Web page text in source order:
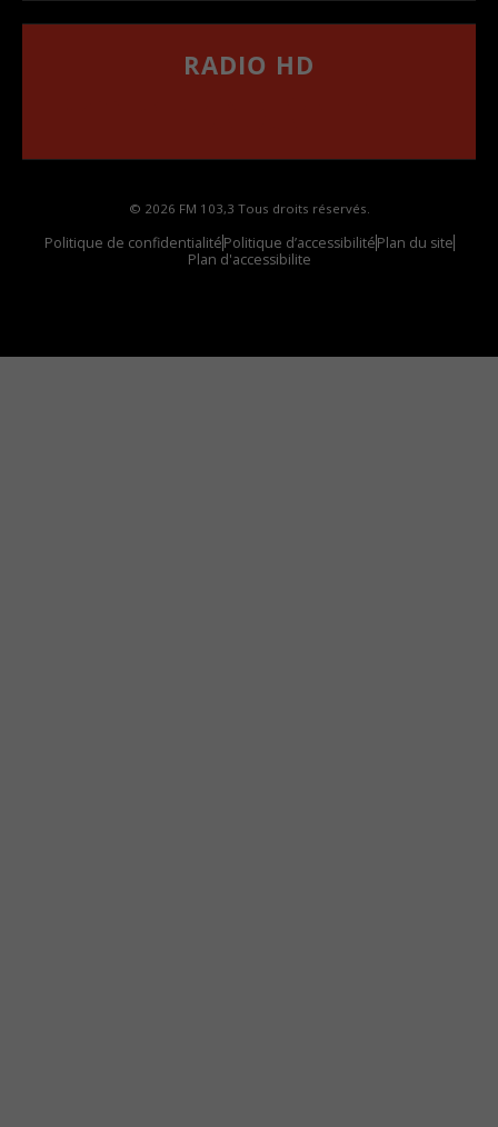
RADIO HD
© 2026 FM 103,3 Tous droits réservés.
Politique de confidentialitéPolitique d’accessibilitéPlan du site
Plan d'accessibilite